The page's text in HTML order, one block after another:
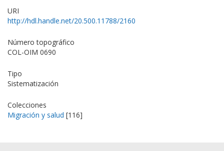
URI
http://hdl.handle.net/20.500.11788/2160
Número topográfico
COL-OIM 0690
Tipo
Sistematización
Colecciones
Migración y salud [116]